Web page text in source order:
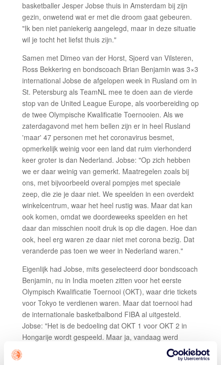
basketballer Jesper Jobse thuis in Amsterdam bij zijn
gezin, onwetend wat er met die droom gaat gebeuren.
"Ik ben niet paniekerig aangelegd, maar in deze situatie
wil je tocht het liefst thuis zijn."
Samen met Dimeo van der Horst, Sjoerd van Vilsteren,
Ross Bekkering en bondscoach Brian Benjamin was 3×3
international Jobse de afgelopen week in Rusland om in
St. Petersburg als TeamNL mee te doen aan de vierde
stop van de United League Europe, als voorbereiding op
de twee Olympische Kwalificatie Toernooien. Als we
zaterdagavond met hem bellen zijn er in heel Rusland
'maar' 47 personen met het coronavirus besmet,
opmerkelijk weinig voor een land dat ruim vierhonderd
keer groter is dan Nederland. Jobse: "Op zich hebben
we er daar weinig van gemerkt. Maatregelen zoals bij
ons, met bijvoorbeeld overal pompjes met speciale
zeep, die zie je daar niet. We speelden in een overdekt
winkelcentrum, waar het heel rustig was. Maar dat kan
ook komen, omdat we doordeweeks speelden en het
daar dan misschien nooit druk is op die dagen. Hoe dan
ook, heel erg waren ze daar niet met corona bezig. Dat
veranderde pas toen we weer in Nederland waren."
Eigenlijk had Jobse, mits geselecteerd door bondscoach
Benjamin, nu in India moeten zitten voor het eerste
Olympisch Kwalificatie Toernooi (OKT), waar drie tickets
voor Tokyo te verdienen waren. Maar dat toernooi had
de internationale basketbalbond FIBA al uitgesteld.
Jobse: "Het is de bedoeling dat OKT 1 voor OKT 2 in
Hongarije wordt gespeeld. Maar ja, vandaag werd
bekend dat de start van de Giro d'Italia in Hongarije is
uitgesteld, omdat dat daar de noodtoestand is